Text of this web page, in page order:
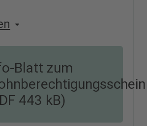
Blatt zum
443 kB)